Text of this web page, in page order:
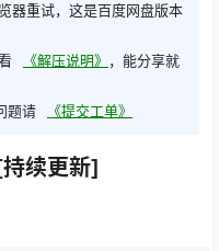
器重试，这是百度网盘版本
《解压说明》 ，能分享就
题请
《提交工单》
续更新]